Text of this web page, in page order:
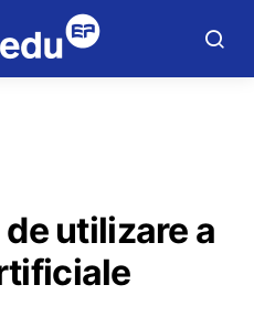
utilizare a